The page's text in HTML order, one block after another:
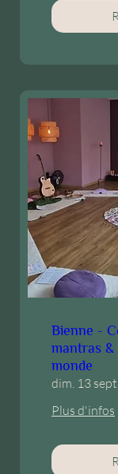
Bienne -
mantras &
monde
dim. 13 sept.
Plus d'infos